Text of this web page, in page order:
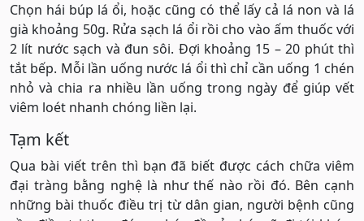
Chọn hái búp lá ổi, hoặc cũng có thể lấy cả lá non và lá
già khoảng 50g. Rửa sạch lá ổi rồi cho vào ấm thuốc với
2 lít nước sạch và đun sôi. Đợi khoảng 15 – 20 phút thì
tắt bếp. Mỗi lần uống nước lá ổi thì chỉ cần uống 1 chén
nhỏ và chia ra nhiều lần uống trong ngày để giúp vết
viêm loét nhanh chóng liền lại.
Tạm kết
Qua bài viết trên thì bạn đã biết được cách chữa viêm
đại tràng bằng nghệ là như thế nào rồi đó. Bên cạnh
những bài thuốc điều trị từ dân gian, người bệnh cũng